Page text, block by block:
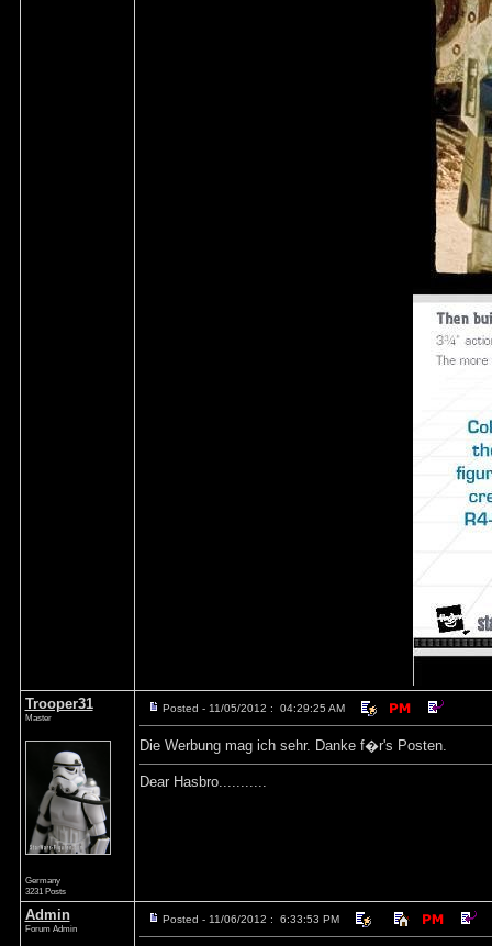
Trooper31
Master
Germany
3231 Posts
Posted - 11/05/2012 : 04:29:25 AM
Die Werbung mag ich sehr. Danke f�r's Posten.
Dear Hasbro...........
Admin
Forum Admin
Posted - 11/06/2012 : 6:33:53 PM